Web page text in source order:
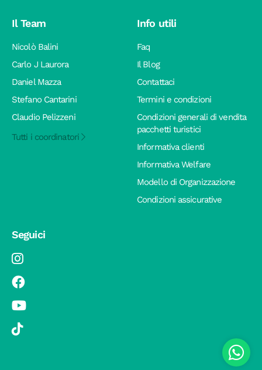
Il Team
Nicolò Balini
Carlo J Laurora
Daniel Mazza
Stefano Cantarini
Claudio Pelizzeni
Tutti i coordinatori
Info utili
Faq
Il Blog
Contattaci
Termini e condizioni
Condizioni generali di vendita
pacchetti turistici
Informativa clienti
Informativa Welfare
Modello di Organizzazione
Condizioni assicurative
Seguici